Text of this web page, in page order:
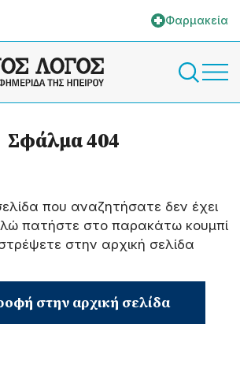
Φαρμακεία
Σφάλμα 404
που αναζητήσατε δεν έχει
πατήστε στο παρακάτω κουμπί
στην αρχική σελίδα
στην αρχική σελίδα